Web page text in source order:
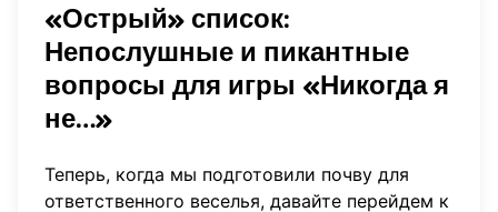
«Острый» список:
Непослушные и пикантные
вопросы для игры «Никогда я
не…»
Теперь, когда мы подготовили почву для
ответственного веселья, давайте перейдем к